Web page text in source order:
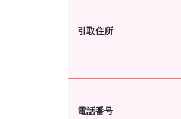
引取住所
電話番号